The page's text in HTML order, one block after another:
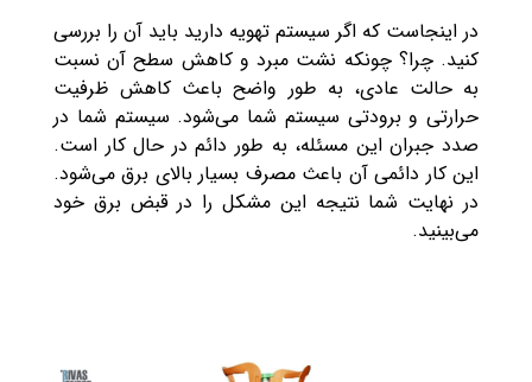
در اینجاست که اگر سیستم تهویه دارید باید آن را بررسی
کنید. چرا؟ چونکه نشت مبرد و کاهش سطح آن نسبت
به حالت عادی، به طور واضح باعث کاهش ظرفیت
حرارتی و برودتی سیستم شما می‌شود. سیستم شما در
صدد جبران این مسئله، به طور دائم در حال کار است.
این کار دائمی آن باعث مصرف بسیار بالای برق می‌شود.
در نهایت شما نتیجه این مشکل را در قبض برق خود
می‌بینید.